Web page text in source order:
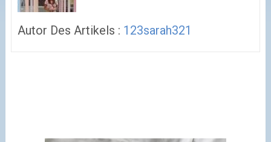
Autor Des Artikels : 123sarah321